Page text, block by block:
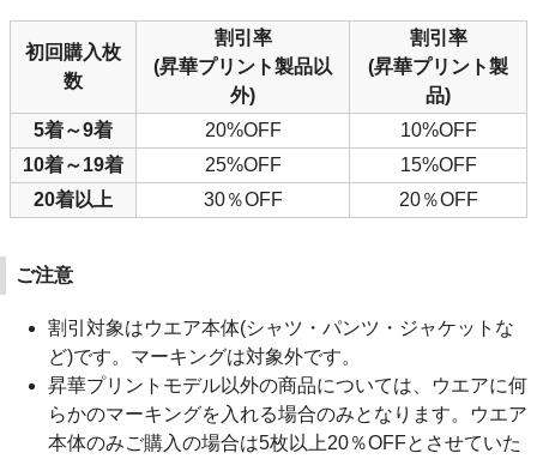
初回購入枚
数
割引率
(昇華プリント製品以
外)
割引率
(昇華プリント製
品)
5着～9着
20%OFF
10%OFF
10着～19着
25%OFF
15%OFF
20着以上
30％OFF 20％OFF
ご注意
割引対象はウエア本体(シャツ・パンツ・ジャケットな
ど)です。マーキングは対象外です。
昇華プリントモデル以外の商品については、ウエアに何
らかのマーキングを入れる場合のみとなります。ウエア
本体のみご購入の場合は5枚以上20％OFFとさせていた